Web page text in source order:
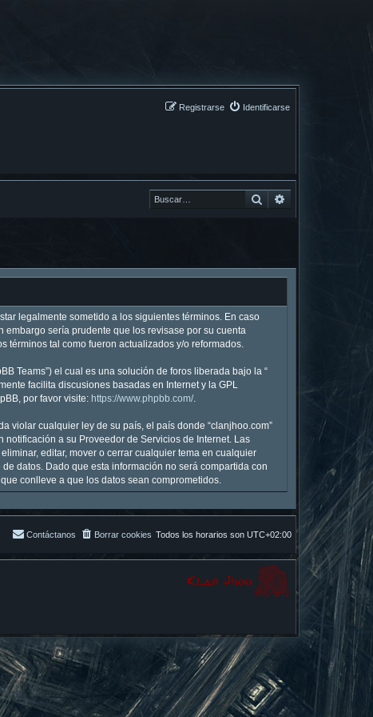
Identificarse
Registrarse
Buscar
legalmente sometido a los siguientes términos. En caso
embargo sería prudente que los revisase por su cuenta
términos tal como fueron actualizados y/o reformados.
Teams”) el cual es una solución de foros liberada bajo la “
facilita discusiones basadas en Internet y la GPL
por favor visite: https://www.phpbb.com/.
violar cualquier ley de su país, el país donde “clanjhoo.com”
a su Proveedor de Servicios de Internet. Las
editar, mover o cerrar cualquier tema en cualquier
datos. Dado que esta información no será compartida con
conlleve a que los datos sean comprometidos.
Todos los horarios son UTC+02:00
Borrar cookies
Contáctanos